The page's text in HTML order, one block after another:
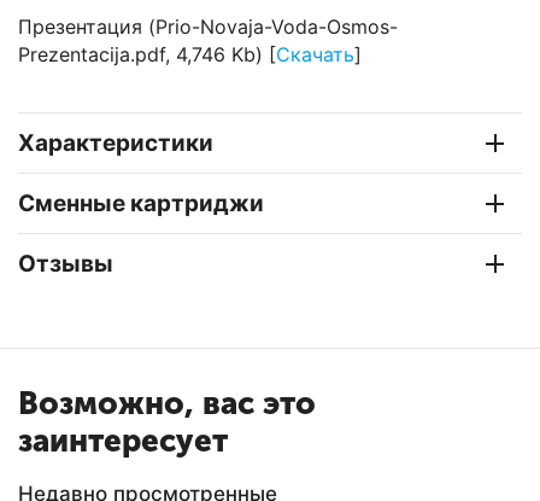
Презентация (Prio-Novaja-Voda-Osmos-
Prezentacija.pdf, 4,746 Kb) [Скачать]
Характеристики
Сменные картриджи
Отзывы
Возможно, вас это
заинтересует
Недавно просмотренные